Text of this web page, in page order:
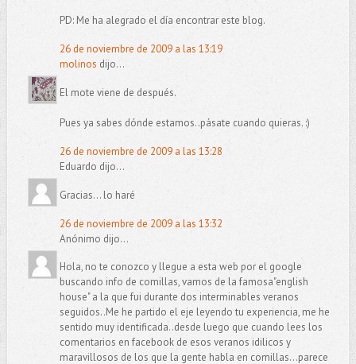
PD: Me ha alegrado el día encontrar este blog.
26 de noviembre de 2009 a las 13:19
molinos dijo...
El mote viene de después.
Pues ya sabes dónde estamos..pásate cuando quieras. :)
26 de noviembre de 2009 a las 13:28
Eduardo dijo...
Gracias... lo haré
26 de noviembre de 2009 a las 13:32
Anónimo dijo...
Hola, no te conozco y llegue a esta web por el google
buscando info de comillas, vamos de la famosa"english
house" a la que fui durante dos interminables veranos
seguidos..Me he partido el eje leyendo tu experiencia, me he
sentido muy identificada..desde luego que cuando lees los
comentarios en facebook de esos veranos idilicos y
maravillosos de los que la gente habla en comillas...parece